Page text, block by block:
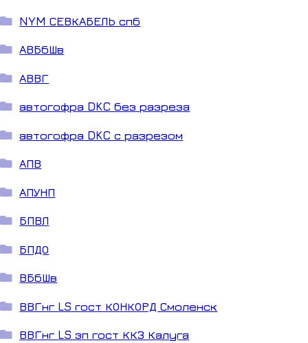
NYM СЕВКАБЕЛЬ спб
АВБбШв
АВВГ
автогофра DKC без разреза
автогофра DKC с разрезом
АПВ
АПУНП
БПВЛ
БПДО
ВБбШв
ВВГнг LS гост КОНКОРД Смоленск
ВВГнг LS зп гост ККЗ Калуга